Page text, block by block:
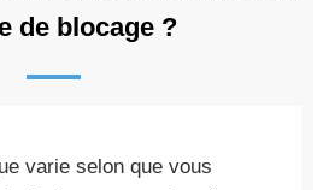
de blocage ?
varie selon que vous